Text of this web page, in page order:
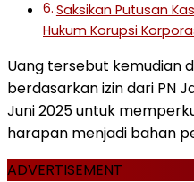
Saksikan Putusan
Hukum Korupsi
Uang tersebut kemudian
berdasarkan izin dari PN
Juni 2025 untuk
harapan menjadi bahan
ADVERTISEMENT